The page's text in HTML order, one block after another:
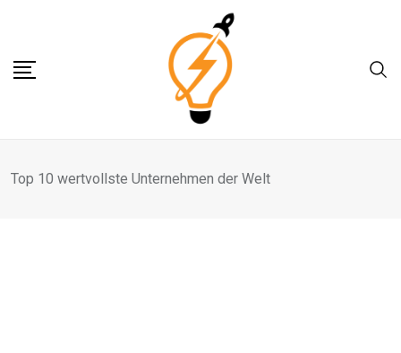
content
Top 10 wertvollste Unternehmen der Welt